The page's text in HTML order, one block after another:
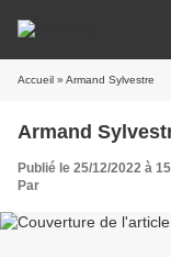
Accueil » Armand Sylvestre
Armand
Publié le 25/12/2022 à
Par